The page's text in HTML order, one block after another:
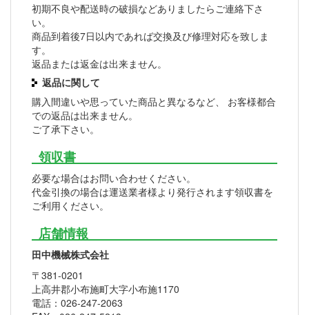
初期不良や配送時の破損などありましたらご連絡下さ
い。
商品到着後7日以内であれば交換及び修理対応を致しま
す。
返品または返金は出来ません。
返品に関して
購入間違いや思っていた商品と異なるなど、 お客様都合
での返品は出来ません。
ご了承下さい。
領収書
必要な場合はお問い合わせください。
代金引換の場合は運送業者様より発行されます領収書を
ご利用ください。
店舗情報
田中機械株式会社
〒381-0201
上高井郡小布施町大字小布施1170
電話：026-247-2063